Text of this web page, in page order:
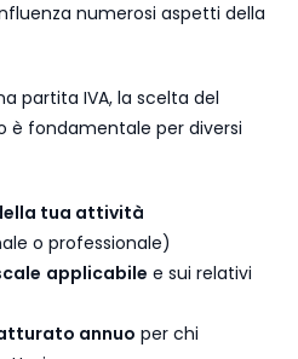
numerosi aspetti della
partita IVA, la scelta del
è fondamentale per diversi
tua attività
o professionale)
applicabile e sui relativi
annuo per chi